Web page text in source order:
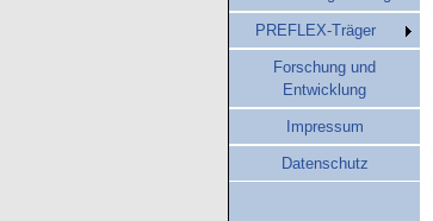
PREFLEX-Träger
Forschung und
Entwicklung
Impressum
Datenschutz